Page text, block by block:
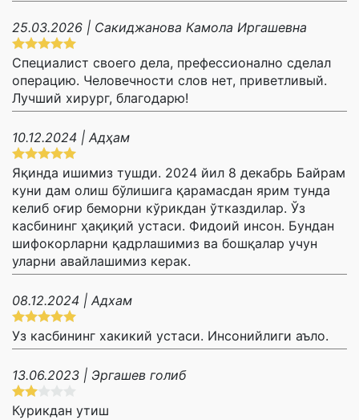
25.03.2026 | Сакиджанова Камола Иргашевна
Специалист своего дела, префессионално сделал
операцию. Человечности слов нет, приветливый.
Лучший хирург, благодарю!
10.12.2024 | Адҳам
Яқинда ишимиз тушди. 2024 йил 8 декабрь Байрам
куни дам олиш бўлишига қарамасдан ярим тунда
келиб оғир беморни кўрикдан ўтказдилар. Ўз
касбининг ҳақиқий устаси. Фидоий инсон. Бундан
шифокорларни қадрлашимиз ва бошқалар учун
уларни авайлашимиз керак.
08.12.2024 | Адхам
Уз касбининг хакикий устаси. Инсонийлиги аъло.
13.06.2023 | Эргашев голиб
Курикдан утиш